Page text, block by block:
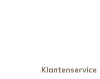
Klantenservice